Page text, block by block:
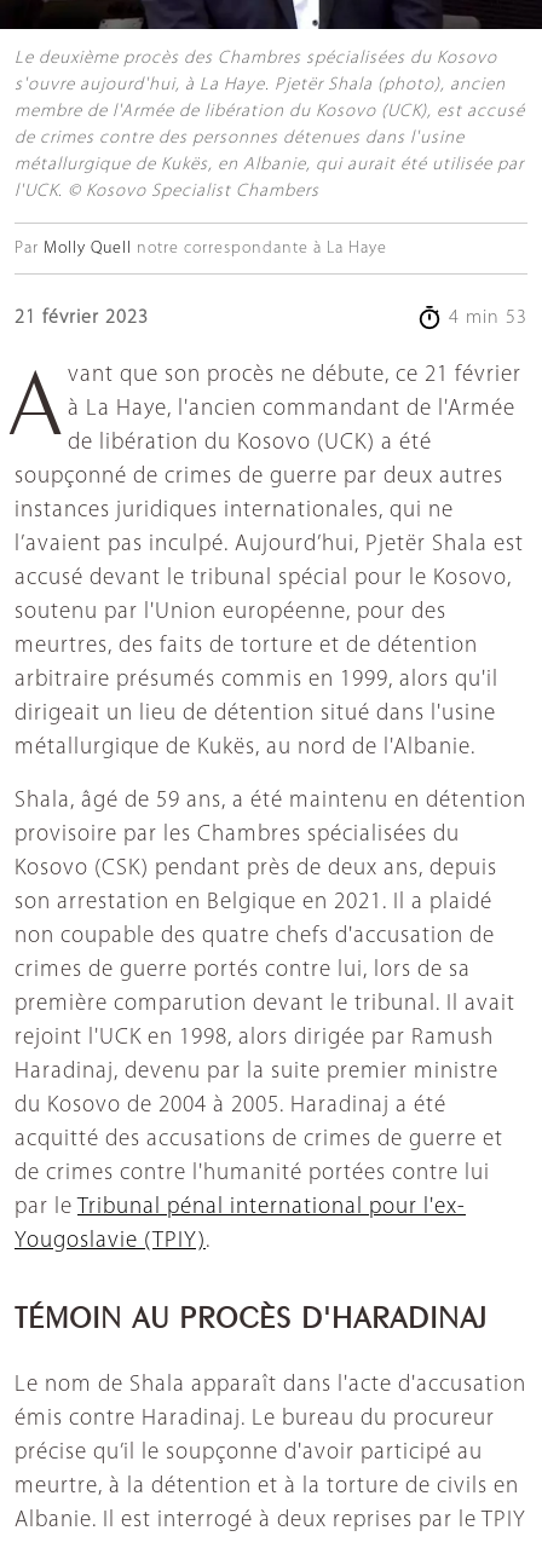
Le deuxième procès des Chambres spécialisées du Kosovo
s'ouvre aujourd'hui, à La Haye. Pjetër Shala (photo), ancien
membre de l'Armée de libération du Kosovo (UCK), est accusé
de crimes contre des personnes détenues dans l'usine
métallurgique de Kukёs, en Albanie, qui aurait été utilisée par
l'UCK. © Kosovo Specialist Chambers
Par Molly Quell notre correspondante à La Haye
21 février 2023 4 min 53
Avant que son procès ne débute, ce 21 février
à La Haye, l'ancien commandant de l'Armée
de libération du Kosovo (UCK) a été
soupçonné de crimes de guerre par deux autres
instances juridiques internationales, qui ne
l’avaient pas inculpé. Aujourd’hui, Pjetër Shala est
accusé devant le tribunal spécial pour le Kosovo,
soutenu par l'Union européenne, pour des
meurtres, des faits de torture et de détention
arbitraire présumés commis en 1999, alors qu'il
dirigeait un lieu de détention situé dans l'usine
métallurgique de Kukёs, au nord de l'Albanie.
Shala, âgé de 59 ans, a été maintenu en détention
provisoire par les Chambres spécialisées du
Kosovo (CSK) pendant près de deux ans, depuis
son arrestation en Belgique en 2021. Il a plaidé
non coupable des quatre chefs d'accusation de
crimes de guerre portés contre lui, lors de sa
première comparution devant le tribunal. Il avait
rejoint l'UCK en 1998, alors dirigée par Ramush
Haradinaj, devenu par la suite premier ministre
du Kosovo de 2004 à 2005. Haradinaj a été
acquitté des accusations de crimes de guerre et
de crimes contre l'humanité portées contre lui
par le Tribunal pénal international pour l'ex-
Yougoslavie (TPIY).
TÉMOIN AU PROCÈS D'HARADINAJ
Le nom de Shala apparaît dans l'acte d'accusation
émis contre Haradinaj. Le bureau du procureur
précise qu’il le soupçonne d'avoir participé au
meurtre, à la détention et à la torture de civils en
Albanie. Il est interrogé à deux reprises par le TPIY